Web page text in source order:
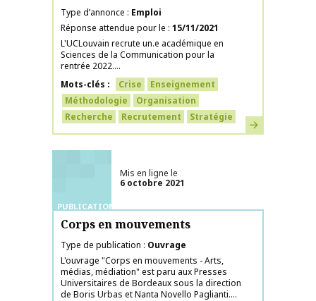
Type d’annonce
Emploi
Réponse attendue pour le 15/11/2021
L'UCLouvain recrute un.e académique en
Sciences de la Communication pour la
rentrée 2022....
Mots-clés
Crise
Enseignement
Méthodologie
Organisation
Recherche
Recrutement Stratégie En savoir plus
PUBLICATIONS
Mis en ligne le
6 octobre 2021
Corps en mouvements
Type de publication
Ouvrage
L'ouvrage "Corps en mouvements - Arts,
médias, médiation" est paru aux Presses
Universitaires de Bordeaux sous la direction
de Boris Urbas et Nanta Novello Paglianti....